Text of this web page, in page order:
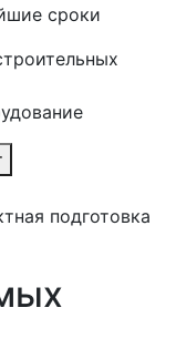
сроки
подготовка